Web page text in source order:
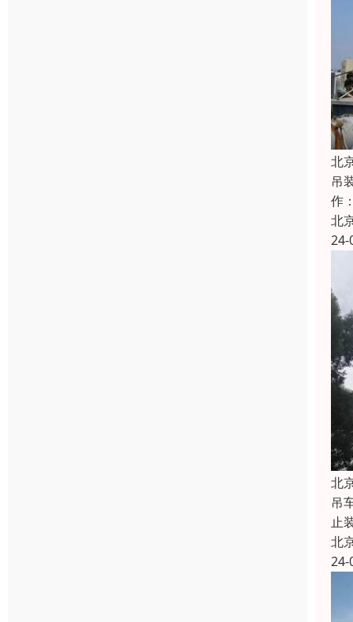
北
吊
作
北
24-
北
吊
止
北
24-